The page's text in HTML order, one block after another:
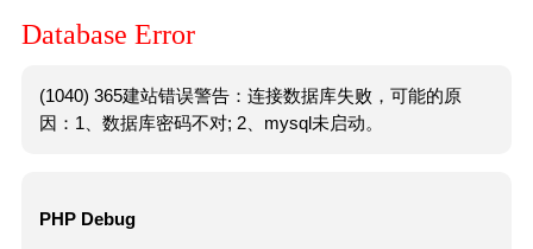
Database Error
(1040) 365建站错误警告：连接数据库失败，可能的原
因：1、数据库密码不对; 2、mysql未启动。
PHP Debug